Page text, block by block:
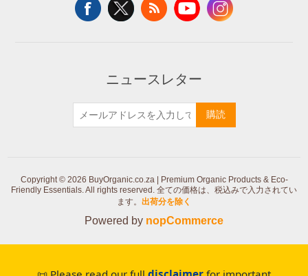
ニュースレター
購読
Copyright © 2026 BuyOrganic.co.za | Premium Organic Products & Eco-
Friendly Essentials. All rights reserved. 全ての価格は、税込みで入力されてい
ます。 出荷分を除く
Powered by nopCommerce